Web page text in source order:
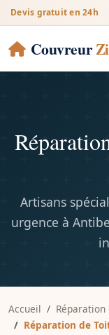
Devis gratuit en 24h
Couvreur
Artisans
urgence à
Accueil Réparation
Réparation de